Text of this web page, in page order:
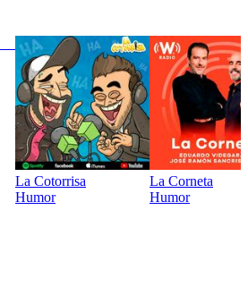
La Cotorrisa
Humor
La Corneta
Humor